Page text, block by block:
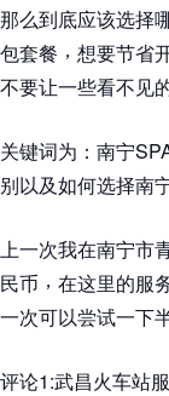
那么到底应该选择
包套餐 ， 想要节省
不要让一些看不见
关键词为 ： 南宁
别以及如何选择南
上一次我在南宁市
民币 ， 在这里的服
一次可以尝试一下
评论1:武昌火车站